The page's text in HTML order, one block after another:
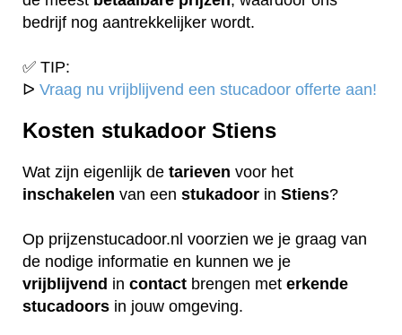
bedrijf nog aantrekkelijker wordt.
✅ TIP:
ᐅ Vraag nu vrijblijvend een stucadoor offerte aan!
Kosten stukadoor Stiens
Wat zijn eigenlijk de tarieven voor het
inschakelen van een stukadoor in Stiens?
Op prijzenstucadoor.nl voorzien we je graag van
de nodige informatie en kunnen we je
vrijblijvend in contact brengen met erkende
stucadoors in jouw omgeving.